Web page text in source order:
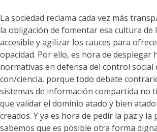
La sociedad reclama cada vez más
la obligación de fomentar esa cultura de
accesible y agilizar los cauces para
opacidad. Por ello, es hora de desplegar
normativas en defensa del control social
con/ciencia, porque todo debate
sistemas de información compartida no
que validar el dominio atado y bien
creados. Y ya es hora de pedir la paz y
sabemos que es posible otra forma